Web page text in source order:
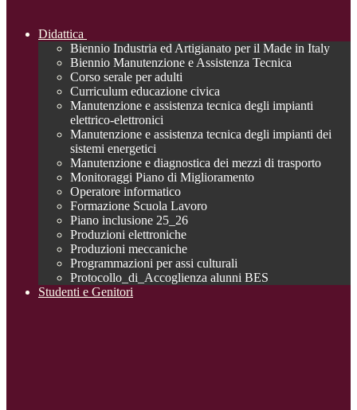
Didattica
Biennio Industria ed Artigianato per il Made in Italy
Biennio Manutenzione e Assistenza Tecnica
Corso serale per adulti
Curriculum educazione civica
Manutenzione e assistenza tecnica degli impianti
elettrico-elettronici
Manutenzione e assistenza tecnica degli impianti dei
sistemi energetici
Manutenzione e diagnostica dei mezzi di trasporto
Monitoraggi Piano di Miglioramento
Operatore informatico
Formazione Scuola Lavoro
Piano inclusione 25_26
Produzioni elettroniche
Produzioni meccaniche
Programmazioni per assi culturali
Protocollo_di_Accoglienza alunni BES
Studenti e Genitori